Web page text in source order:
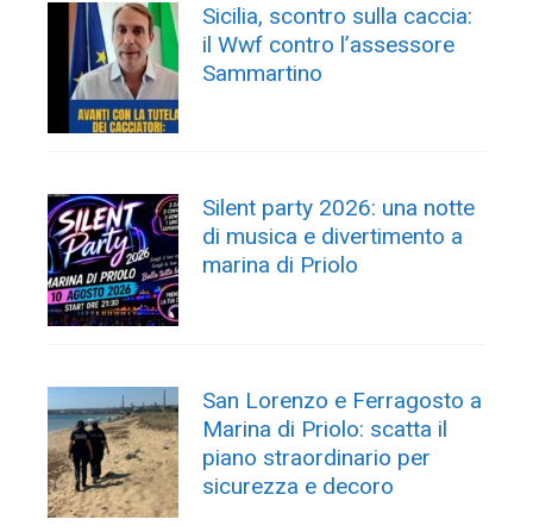
Sicilia, scontro sulla caccia:
il Wwf contro l’assessore
Sammartino
Silent party 2026: una notte
di musica e divertimento a
marina di Priolo
San Lorenzo e Ferragosto a
Marina di Priolo: scatta il
piano straordinario per
sicurezza e decoro